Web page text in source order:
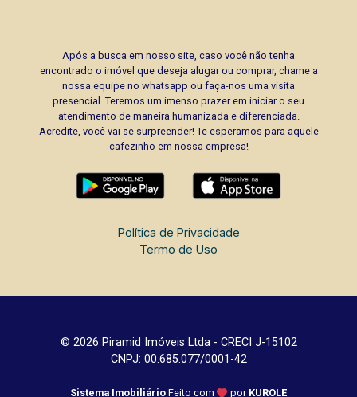
Após a busca em nosso site, caso você não tenha
encontrado o imóvel que deseja alugar ou comprar, chame a
nossa equipe no whatsapp ou faça-nos uma visita
presencial. Teremos um imenso prazer em iniciar o seu
atendimento de maneira humanizada e diferenciada.
Acredite, você vai se surpreender! Te esperamos para aquele
cafezinho em nossa empresa!
Política de Privacidade
Termo de Uso
© 2026 Piramid Imóveis Ltda - CRECI J-15102
CNPJ: 00.685.077/0001-42
Sistema Imobiliário Feito com por KUROLE